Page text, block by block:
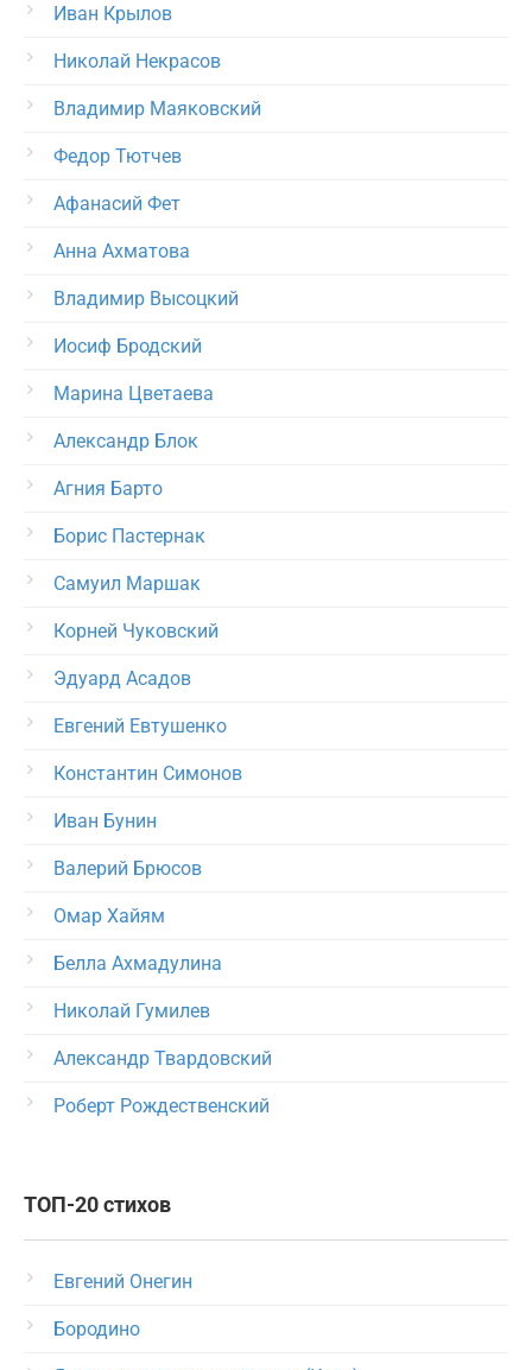
Иван Крылов
Николай Некрасов
Владимир Маяковский
Федор Тютчев
Афанасий Фет
Анна Ахматова
Владимир Высоцкий
Иосиф Бродский
Марина Цветаева
Александр Блок
Агния Барто
Борис Пастернак
Самуил Маршак
Корней Чуковский
Эдуард Асадов
Евгений Евтушенко
Константин Симонов
Иван Бунин
Валерий Брюсов
Омар Хайям
Белла Ахмадулина
Николай Гумилев
Александр Твардовский
Роберт Рождественский
ТОП-20 стихов
Евгений Онегин
Бородино